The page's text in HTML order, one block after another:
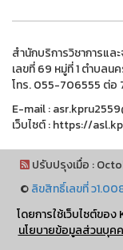
โดยการใช้เว็บไซต์ขอ
นโยบายข้อมูลส่วนบุคค
สำนักบริการวิชาการแล
เลขที่ 69 หมู่ที่ 1 ตำบล
โทร. 055-706555 ต่อ
E-mail :
เว็บไซต์ : https://
ปรับปรุงเมื่อ :
©ลิขสิทธิ์เลขที่ ว
ผู้เข้าชมทั้งหมด